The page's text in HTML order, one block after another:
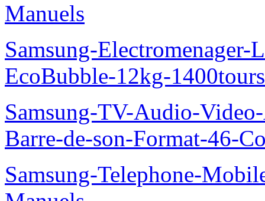
Manuels
Samsung-
EcoBubble-12kg-
Samsung-TV-Audio-
Barre-de-son-Format-46-
Samsung-Telephone-